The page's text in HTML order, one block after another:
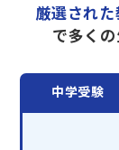
トライで
か？
オンライ
学習相談の
厳選され
で多く
中学受験